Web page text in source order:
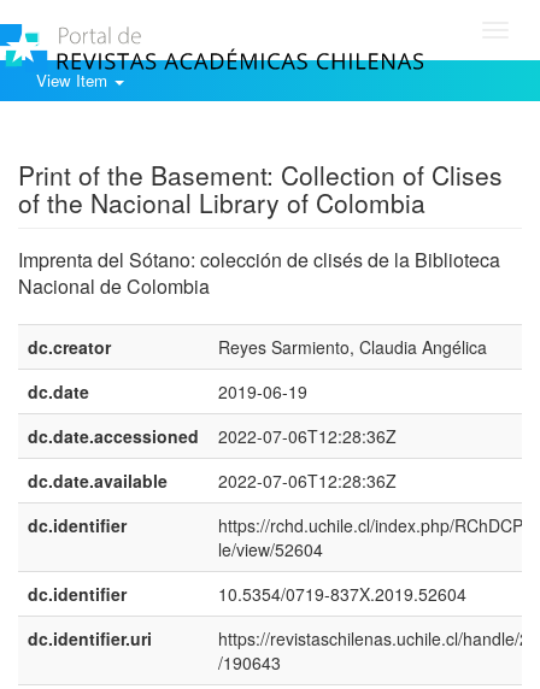
View Item
Print of the Basement: Collection of Clises
of the Nacional Library of Colombia
Imprenta del Sótano: colección de clisés de la Biblioteca
Nacional de Colombia
dc.creator
Reyes Sarmiento, Claudia Angélica
dc.date
2019-06-19
dc.date.accessioned
2022-07-06T12:28:36Z
dc.date.available
2022-07-06T12:28:36Z
dc.identifier
https://rchd.uchile.cl/index.php/RChDCP/
le/view/52604
dc.identifier
10.5354/0719-837X.2019.52604
dc.identifier.uri
https://revistaschilenas.uchile.cl/handle/
/190643